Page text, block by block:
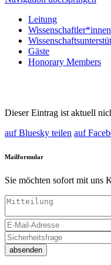
Leitung
Wissenschaftler*innen
Gäste
Honorary Members
Dieser Eintrag ist aktuell
auf Bluesky teilen auf
Mailformular
Sie möchten sofort mit uns
absenden